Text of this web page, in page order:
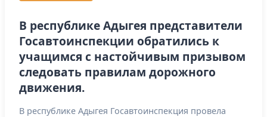
В республике Адыгея представители
Госавтоинспекции обратились к
учащимся с настойчивым призывом
следовать правилам дорожного
движения.
В республике Адыгея Госавтоинспекция провела